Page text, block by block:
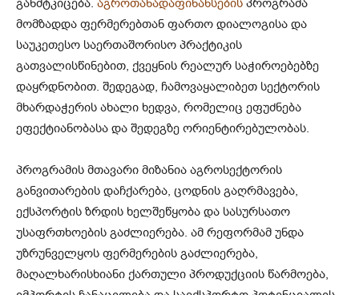
განმტკიცება. აგროთანადაფინანსების პროგრამა
მომზადდა ფერმერებთან ფართო დიალოგისა და
საუკეთესო საერთაშორისო პრაქტიკის
გათვალისწინებით, ქვეყნის რეალურ საჭიროებებზე
დაყრდნობით. შედეგად, ჩამოვაყალიბეთ სექტორის
მხარდაჭერის ახალი ხედვა, რომელიც ეფუძნება
ეფექტიანობასა და შედეგზე ორიენტირებულობას.
პროგრამის მთავარი მიზანია აგროსექტორის
განვითარების დაჩქარება, ცოდნის გაღრმავება,
ექსპორტის ზრდის ხელშეწყობა და სასურსათო
უსაფრთხოების გაძლიერება. ამ რეფორმამ უნდა
უზრუნველყოს ფერმერების გაძლიერება,
მაღალხარისხიანი ქართული პროდუქციის წარმოება,